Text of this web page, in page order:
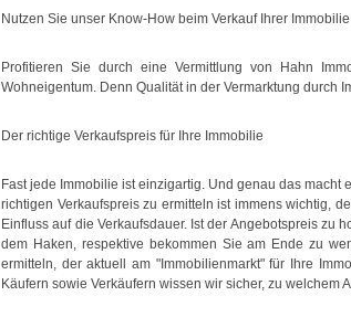
Nutzen Sie unser Know-How beim Verkauf Ihrer Immobilie
Profitieren Sie durch eine Vermittlung von Hahn
Wohneigentum. Denn Qualität in der Vermarktung durch
Der richtige Verkaufspreis für Ihre Immobilie
Fast jede Immobilie ist einzigartig. Und genau das macht
richtigen Verkaufspreis zu ermitteln ist immens wichtig,
Einfluss auf die Verkaufsdauer. Ist der Angebotspreis zu
dem Haken, respektive bekommen Sie am Ende zu
ermitteln, der aktuell am "Immobilienmarkt" für Ihre
Käufern sowie Verkäufern wissen wir sicher, zu